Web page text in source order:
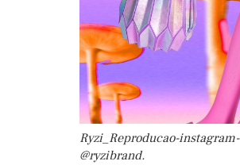
Ryzi_Reproducao-instagram-
@ryzibrand.